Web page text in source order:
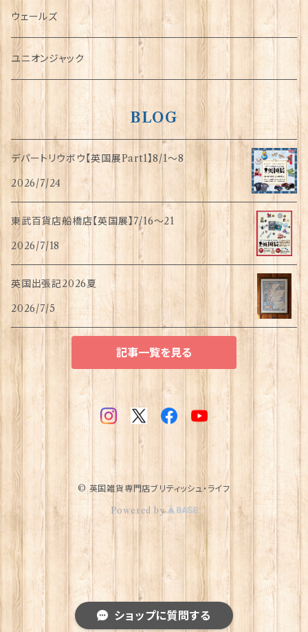
ショップに質問する
傘
指貫(シンブル)
ウェールズ
ユニオンジャック
BLOG
デパートリウボウ【英国展Part1】8/1〜8
2026/7/24
東武百貨店船橋店【英国展】7/16～21
2026/7/18
英国出張記2026夏
2026/7/5
記事一覧を見る
© 英国雑貨専門店ブリティッシュ・ライフ
Powered by